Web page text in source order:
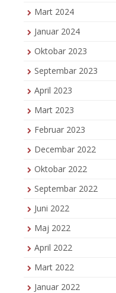
Mart 2024
Januar 2024
Oktobar 2023
Septembar 2023
April 2023
Mart 2023
Februar 2023
Decembar 2022
Oktobar 2022
Septembar 2022
Juni 2022
Maj 2022
April 2022
Mart 2022
Januar 2022